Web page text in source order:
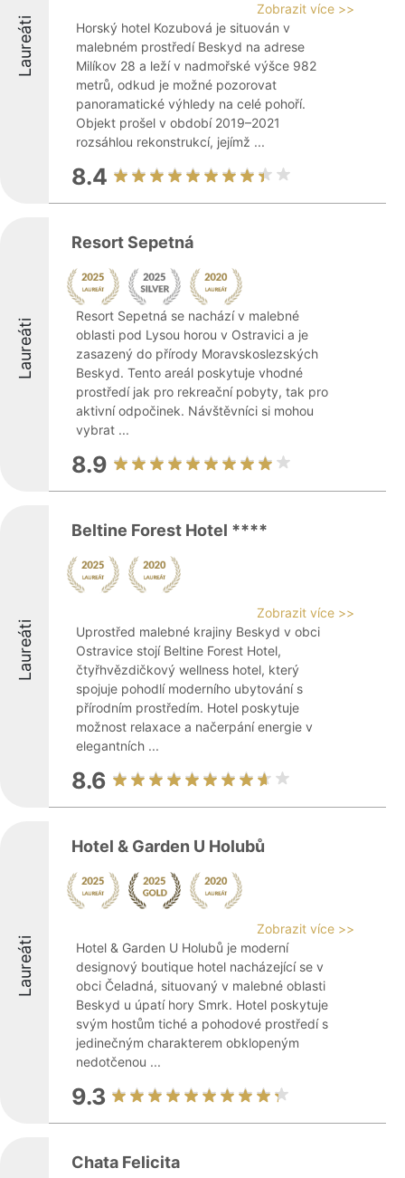
Laureáti
Zobrazit více >>
Horský hotel Kozubová je situován v
malebném prostředí Beskyd na adrese
Milíkov 28 a leží v nadmořské výšce 982
metrů, odkud je možné pozorovat
panoramatické výhledy na celé pohoří.
Objekt prošel v období 2019–2021
rozsáhlou rekonstrukcí, jejímž ...
8.4
Laureáti
Resort Sepetná
Resort Sepetná se nachází v malebné
oblasti pod Lysou horou v Ostravici a je
zasazený do přírody Moravskoslezských
Beskyd. Tento areál poskytuje vhodné
prostředí jak pro rekreační pobyty, tak pro
aktivní odpočinek. Návštěvníci si mohou
vybrat ...
8.9
Laureáti
Beltine Forest Hotel ****
Zobrazit více >>
Uprostřed malebné krajiny Beskyd v obci
Ostravice stojí Beltine Forest Hotel,
čtyřhvězdičkový wellness hotel, který
spojuje pohodlí moderního ubytování s
přírodním prostředím. Hotel poskytuje
možnost relaxace a načerpání energie v
elegantních ...
8.6
Laureáti
Hotel & Garden U Holubů
Zobrazit více >>
Hotel & Garden U Holubů je moderní
designový boutique hotel nacházející se v
obci Čeladná, situovaný v malebné oblasti
Beskyd u úpatí hory Smrk. Hotel poskytuje
svým hostům tiché a pohodové prostředí s
jedinečným charakterem obklopeným
nedotčenou ...
9.3
Chata Felicita